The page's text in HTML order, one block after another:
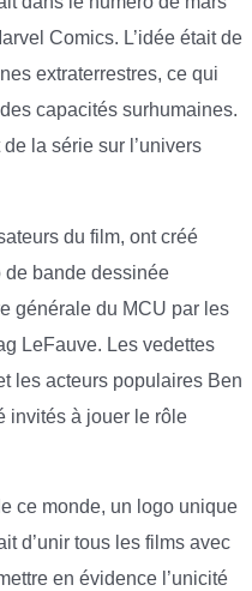
Comics. L’idée était de
extraterrestres, ce qui
capacités surhumaines.
la série sur l’univers
du film, ont créé
de bande dessinée
générale du MCU par les
LeFauve. Les vedettes
les acteurs populaires Ben
invités à jouer le rôle
ce monde, un logo unique
d’unir tous les films avec
en évidence l’unicité